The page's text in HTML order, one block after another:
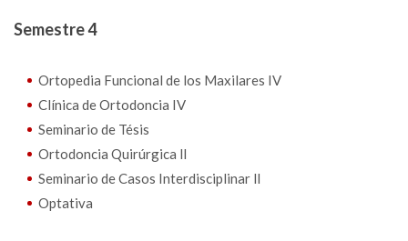
Semestre 4
Ortopedia Funcional de los Maxilares IV
Clínica de Ortodoncia IV
Seminario de Tésis
Ortodoncia Quirúrgica ll
Seminario de Casos Interdisciplinar ll
Optativa